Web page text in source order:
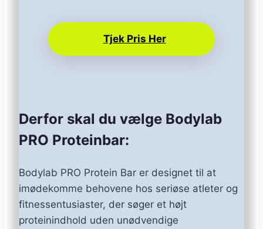
Tjek Pris Her
Derfor skal du vælge Bodylab
PRO Proteinbar:
Bodylab PRO Protein Bar er designet til at
imødekomme behovene hos seriøse atleter og
fitnessentusiaster, der søger et højt
proteinindhold uden unødvendige